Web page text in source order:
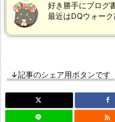
好き勝手にブログ
最近はDQウォーク
↓記事のシェア用ボタンです
